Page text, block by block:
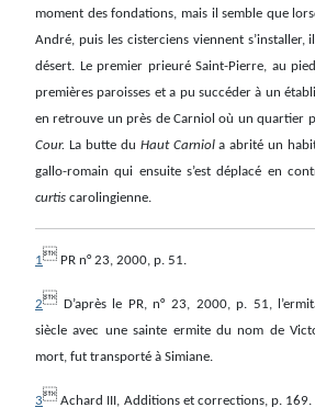
moment des fondations, mais il semble que
André, puis les cisterciens viennent s’installer,
désert. Le premier prieuré Saint-Pierre, au
premières paroisses et a pu succéder à un
en retrouve un près de Carniol où un quartier
Cour. La butte du Haut Carniola abrité un
gallo-romain qui ensuite s’est déplacé en
curtis carolingienne.
1 PR n° 23, 2000, p. 51.
2 D’après le PR, n° 23, 2000, p. 51,
siècle avec une sainte ermite du nom de
mort, fut transporté à Simiane.
3 Achard III, Additions et corrections, p. 169.